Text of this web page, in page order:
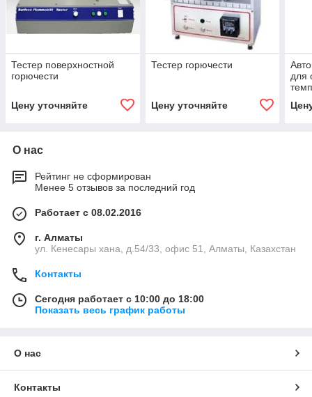
Тестер поверхностной
горючести
Цену уточняйте
Тестер горючести
Цену уточняйте
для
О нас
Рейтинг не сформирован
Менее 5 отзывов за последний год
Работает с 08.02.2016
г. Алматы
ул. Кенесары хана, д.54/33, офис 51, Алматы, Казахстан
Контакты
Сегодня работает с 10:00 до 18:00
Показать весь график работы
О нас
Контакты